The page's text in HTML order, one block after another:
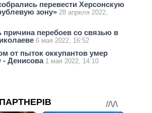
перевести Херсонскую
зону» 28 апреля 2022,
перебоев со связью в
6 мая 2022, 16:52
от пыток оккупантов умер
- Денисова 1 мая 2022, 14:10